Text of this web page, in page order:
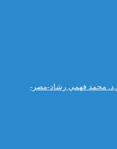
-أ.م.د. محمد فهمي رشاد-مصر-